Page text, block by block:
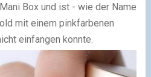
Box und ist - wie der Name
mit einem pinkfarbenen
einfangen konnte.